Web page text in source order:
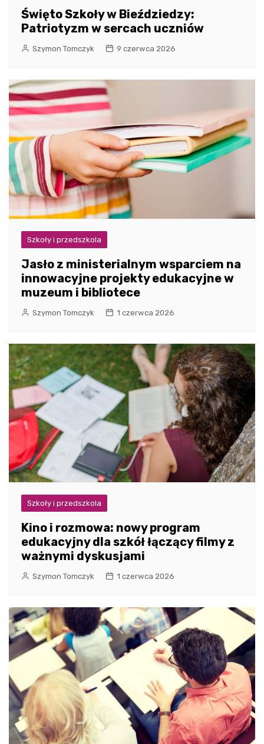
Święto Szkoły w Bieździedzy:
Patriotyzm w sercach uczniów
Szymon Tomczyk 9 czerwca 2026
Szkoły i przedszkola
Jasło z ministerialnym wsparciem na
innowacyjne projekty edukacyjne w
muzeum i bibliotece
Szymon Tomczyk 1 czerwca 2026
Szkoły i przedszkola
Kino i rozmowa: nowy program
edukacyjny dla szkół łączący filmy z
ważnymi dyskusjami
Szymon Tomczyk 1 czerwca 2026